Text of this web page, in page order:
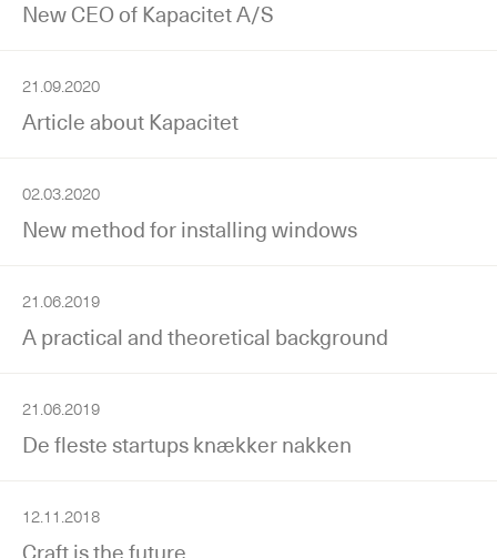
New CEO of Kapacitet A/S
21.09.2020
Article about Kapacitet
02.03.2020
New method for installing windows
21.06.2019
A practical and theoretical background
21.06.2019
De fleste startups knækker nakken
12.11.2018